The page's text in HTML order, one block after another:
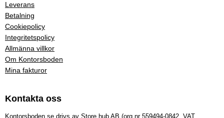
Leverans
Betalning
Cookiepolicy
Integritetspolicy
Allmänna villkor
Om Kontorsboden
Mina fakturor
Kontakta oss
Kontorsboden.se drivs av Store hub AB (org.nr 559494-0842, VAT